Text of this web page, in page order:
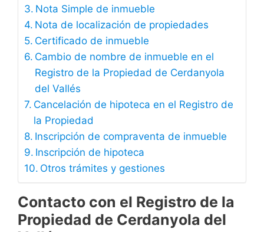
Nota Simple de inmueble
Nota de localización de propiedades
Certificado de inmueble
Cambio de nombre de inmueble en el
Registro de la Propiedad de Cerdanyola
del Vallés
Cancelación de hipoteca en el Registro de
la Propiedad
Inscripción de compraventa de inmueble
Inscripción de hipoteca
Otros trámites y gestiones
Contacto con el Registro de la
Propiedad de Cerdanyola del